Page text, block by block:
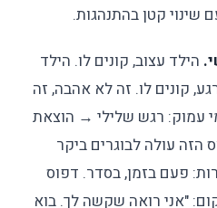
שינוי קטן בהתנהגות.
הילד עצוב, קונים לו. הילד
קונים לו. זה לא אהבה, זה
עמוק: רגש שלילי → הוצאת
עולה לבוגרים ביקר
פעם בזמן, בסדר. דפוס
"אני רואה שקשה לך. בוא